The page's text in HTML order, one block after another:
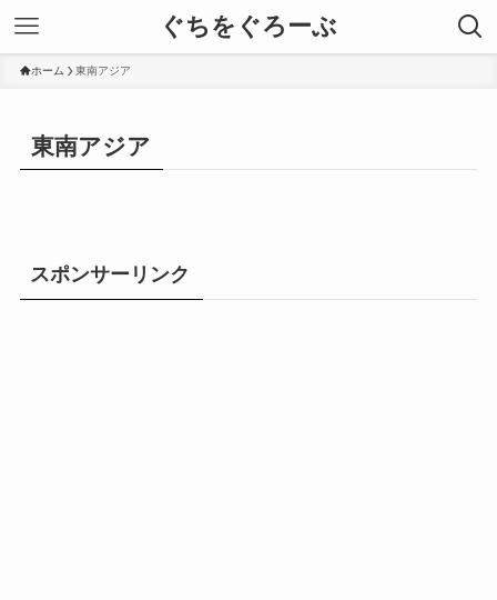
ぐちをぐろーぶ
ホーム 東南アジア
東南アジア
スポンサーリンク